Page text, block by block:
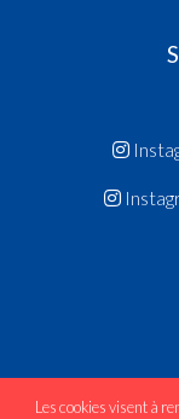
Les cookies visent à